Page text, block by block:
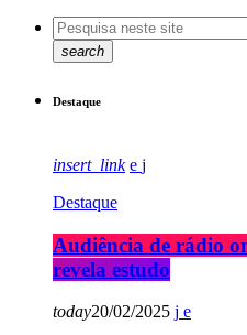
search
Destaque
insert_link
Destaque
Audiência de rádio
revela estudo
today20/02/2025